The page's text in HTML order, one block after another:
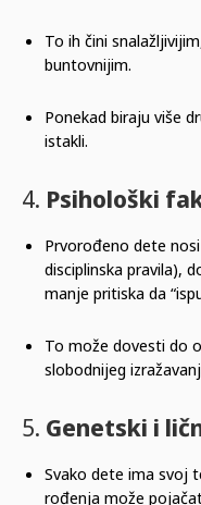
To ih čini
buntovnijim.
Ponekad biraju više
istakli.
4. Psihološki
Prvorođeno dete
disciplinska pravila),
manje pritiska da
To može dovesti do
slobodnijeg
5. Genetski i
Svako dete ima svoj
rođenja može